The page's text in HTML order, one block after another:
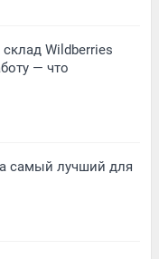
Wildberries
— что
самый лучший для